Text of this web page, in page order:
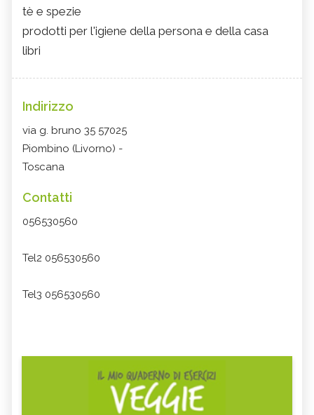
tè e spezie
prodotti per l'igiene della persona e della casa
libri
Indirizzo
via g. bruno 35 57025
Piombino (Livorno) -
Toscana
Contatti
056530560
Tel2 056530560
Tel3 056530560